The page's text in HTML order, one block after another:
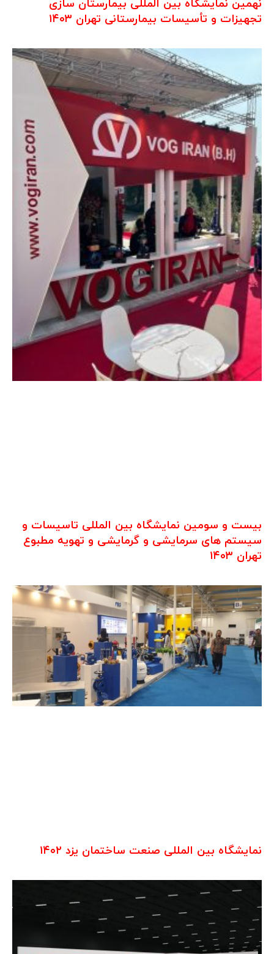
نهمین نمایشگاه بین المللی بیمارستان سازی
تجهیزات و تأسیسات بیمارستانی تهران ۱۴۰۳
بیست و سومین نمایشگاه بین المللی تاسیسات و
سیستم های سرمایشی و گرمایشی و تهویه مطبوع
تهران ۱۴۰۳
نمایشگاه بین المللی صنعت ساختمان یزد ۱۴۰۲